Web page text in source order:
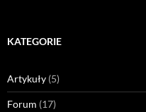
KATEGORIE
Artykuły (5)
Forum (17)